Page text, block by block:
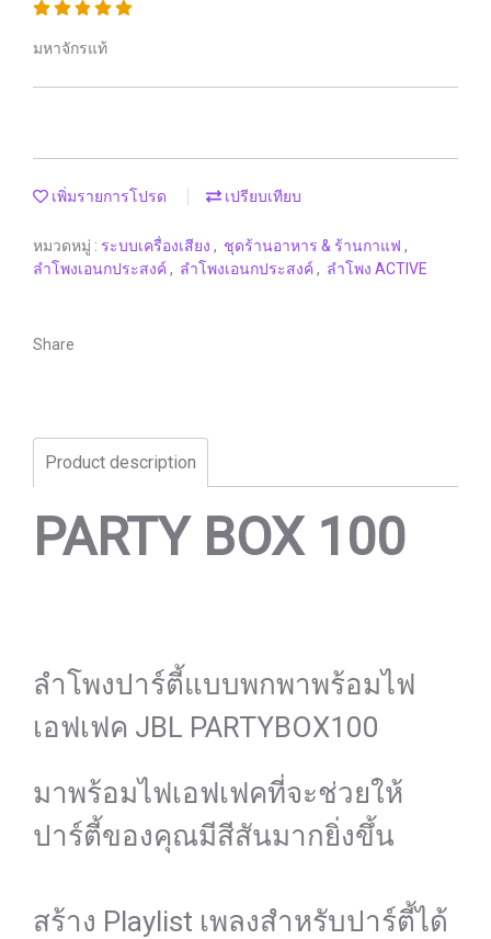
มหาจักรแท้
เพิ่มรายการโปรด เปรียบเทียบ
หมวดหมู่ : ระบบเครื่องเสียง , ชุดร้านอาหาร & ร้านกาแฟ ,
ลำโพงเอนกประสงค์, ลำโพงเอนกประสงค์, ลำโพง ACTIVE
Share
Product description
PARTY BOX 100
ลำโพงปาร์ตี้แบบพกพาพร้อมไฟ
เอฟเฟค JBL PARTYBOX100
มาพร้อมไฟเอฟเฟคที่จะช่วยให้
ปาร์ตี้ของคุณมีสีสันมากยิ่งขึ้น
สร้าง Playlist เพลงสำหรับปาร์ตี้ได้